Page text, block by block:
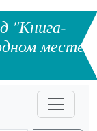
"Книга-
месте